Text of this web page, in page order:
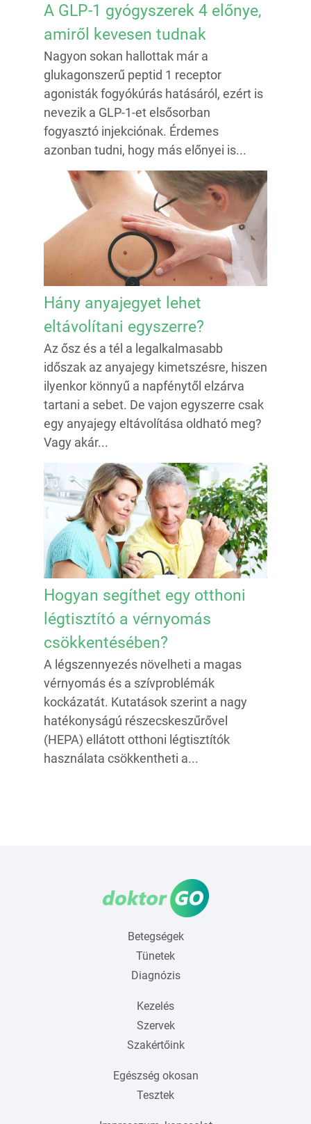
A GLP-1 gyógyszerek 4 előnye,
amiről kevesen tudnak
Nagyon sokan hallottak már a
glukagonszerű peptid 1 receptor
agonisták fogyókúrás hatásáról, ezért is
nevezik a GLP-1-et elsősorban
fogyasztó injekciónak. Érdemes
azonban tudni, hogy más előnyei is...
Hány anyajegyet lehet
eltávolítani egyszerre?
Az ősz és a tél a legalkalmasabb
időszak az anyajegy kimetszésre, hiszen
ilyenkor könnyű a napfénytől elzárva
tartani a sebet. De vajon egyszerre csak
egy anyajegy eltávolítása oldható meg?
Vagy akár...
Hogyan segíthet egy otthoni
légtisztító a vérnyomás
csökkentésében?
A légszennyezés növelheti a magas
vérnyomás és a szívproblémák
kockázatát. Kutatások szerint a nagy
hatékonyságú részecskeszűrővel
(HEPA) ellátott otthoni légtisztítók
használata csökkentheti a...
Betegségek
Tünetek
Diagnózis
Kezelés
Szervek
Szakértőink
Egészség okosan
Tesztek